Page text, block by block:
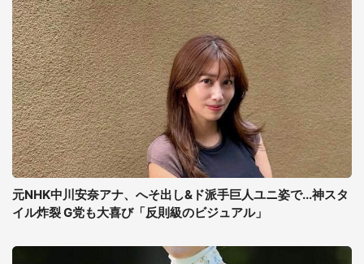
元NHK中川安奈アナ、へそ出し&ド派手巨人ユニ姿で...神スタ
イル炸裂 G党も大喜び「反則級のビジュアル」